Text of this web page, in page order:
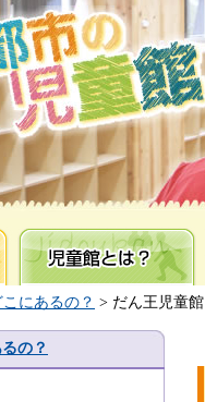
児童館とは？
こにあるの？ > だん王児童館
の？